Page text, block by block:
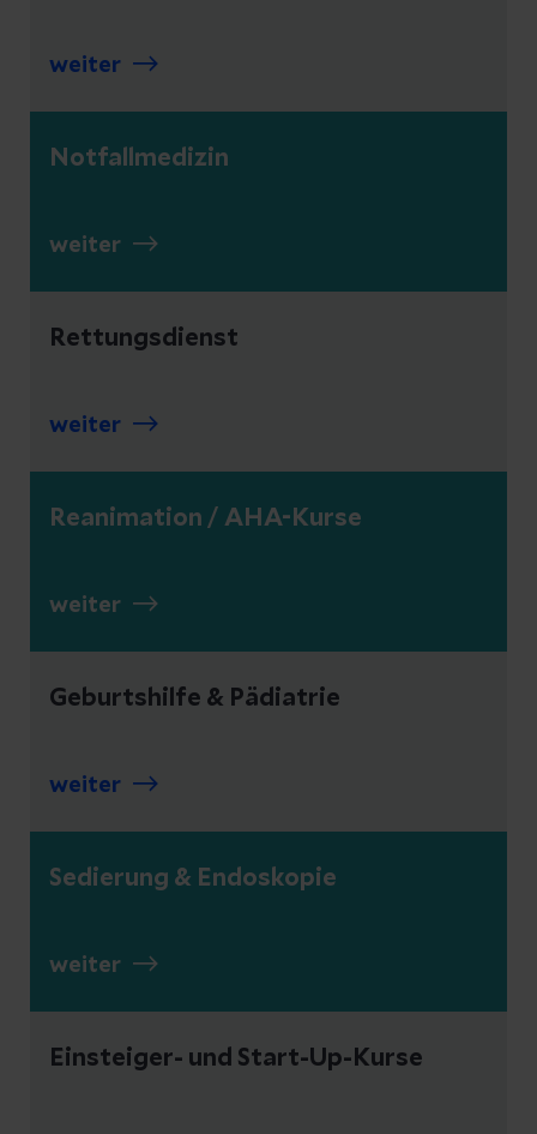
weiter
Notfallmedizin
weiter
Rettungsdienst
weiter
Reanimation / AHA-Kurse
weiter
Geburtshilfe & Pädiatrie
weiter
Sedierung & Endoskopie
weiter
Einsteiger- und Start-Up-Kurse